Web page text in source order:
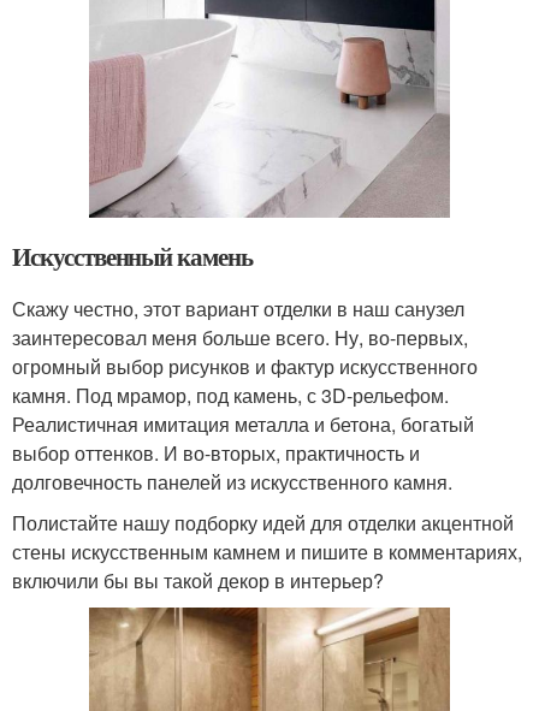
Искусственный камень
Скажу честно, этот вариант отделки в наш санузел
заинтересовал меня больше всего. Ну, во-первых,
огромный выбор рисунков и фактур искусственного
камня. Под мрамор, под камень, с 3D-рельефом.
Реалистичная имитация металла и бетона, богатый
выбор оттенков. И во-вторых, практичность и
долговечность панелей из искусственного камня.
Полистайте нашу подборку идей для отделки акцентной
стены искусственным камнем и пишите в комментариях,
включили бы вы такой декор в интерьер?